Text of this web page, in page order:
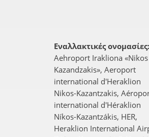
Εναλλακτικές ονομασίες:
Aehroport Irakliona «Nikos
Kazandzakis», Aeroport
international d'Heraklion
Nikos-Kazantzakis,
international d'Héraklion
Níkos-Kazantzákis, HER,
Heraklion International